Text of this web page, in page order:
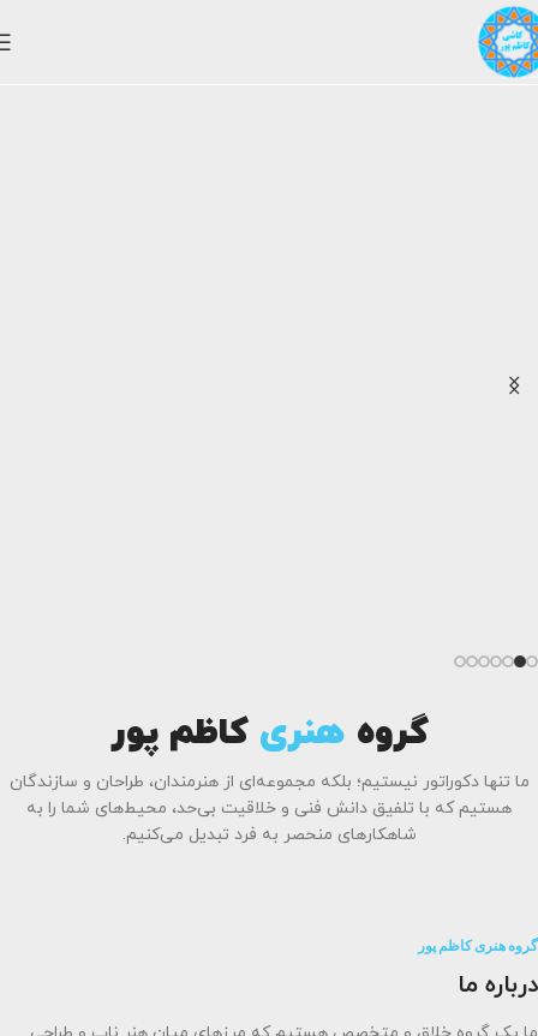
گروه هنری کاظم پور
ما تنها دکوراتور نیستیم؛ بلکه مجموعه‌ای از هنرمندان، طراحان و سازندگان
هستیم که با تلفیق دانش فنی و خلاقیت بی‌حد، محیط‌های شما را به
شاهکارهای منحصر به فرد تبدیل می‌کنیم.
گروه هنری کاظم پور
درباره ما